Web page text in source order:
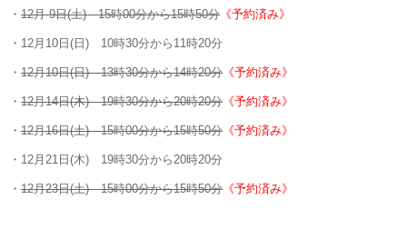
・ 12月 9日(土) 15時00分から15時50分 《予約済み》
・12月10日(日) 10時30分から11時20分
・ 12月10日(日) 13時30分から14時20分 《予約済み》
・ 12月14日(木) 19時30分から20時20分 《予約済み》
・ 12月16日(土) 15時00分から15時50分 《予約済み》
・12月21日(木) 19時30分から20時20分
・ 12月23日(土) 15時00分から15時50分 《予約済み》